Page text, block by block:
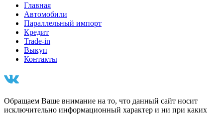
Главная
Автомобили
Параллельный импорт
Кредит
Trade-in
Выкуп
Контакты
Обращаем Ваше внимание на то, что данный сайт носит
исключительно информационный характер и ни при каких